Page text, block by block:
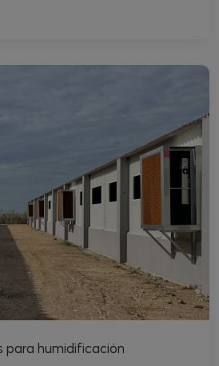
para humidificación